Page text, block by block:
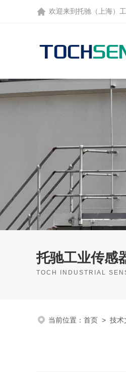
欢迎来到托驰（上海）
托驰工业传感
TOCH INDUSTRIAL
当前位置： 首页 > 技术